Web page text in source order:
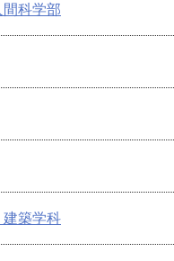
科学部
建築学科